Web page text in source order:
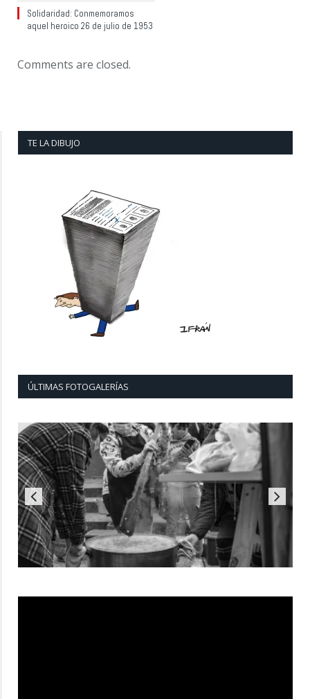
Solidaridad: Conmemoramos
aquel heroico 26 de julio de 1953
Comments are closed.
TE LA DIBUJO
ÚLTIMAS FOTOGALERÍAS